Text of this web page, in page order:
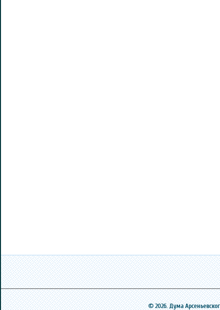
© 2026. Дума